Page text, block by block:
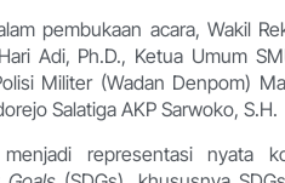
pembukaan acara, Wakil
Adi, Ph.D., Ketua Umum
Militer (Wadan Denpom)
Salatiga AKP Sarwoko, S.H.
representasi nyata